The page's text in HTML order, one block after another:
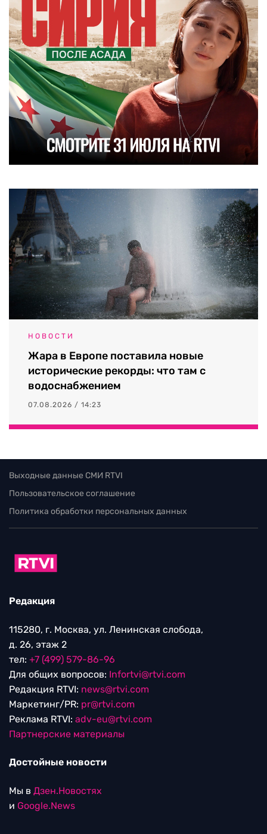
НОВОСТИ
Жара в Европе поставила новые
исторические рекорды: что там с
водоснабжением
07.08.2026 / 14:23
Выходные данные СМИ RTVI
Пользовательское соглашение
Политика обработки персональных данных
Редакция
115280, г. Москва, ул. Ленинская слобода,
д. 26, этаж 2
тел: +7 (499) 579-86-96
Для общих вопросов: Infortvi@rtvi.com
Редакция RTVI: news@rtvi.com
Маркетинг/PR: pr@rtvi.com
Реклама RTVI: adv-eu@rtvi.com
Партнерские материалы
Достойные новости
Мы в Дзен.Новостях
и Google.News